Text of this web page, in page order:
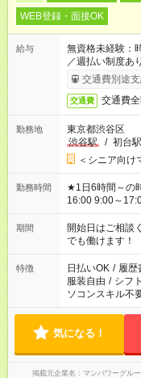
WEB登録・面接OK
給与
無資格未経験
／週払い制度あ
了次第のお支払
交通費別途支
交通費 交通費
勤務地
東京都渋谷区
渋谷駅
/ 初台駅
＜シニア向け
勤務時間
★1日6時間～の時短シフトOK ★ス
16:00 9:00～17:00
場合、他のお仕
ん ※法令に基づ
となります ※労
短時間・短期間
期間
開始日はご相
でも働けます！
特徴 日払いOK / 履歴
服装自由 / シフ
ソコンスキル不
気になる！
掲載元企業名 マンパワーグル